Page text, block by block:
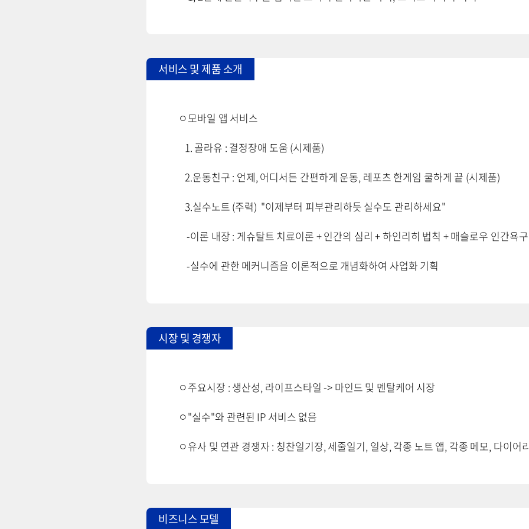
서비스 및 제품 소개
ㅇ모바일 앱 서비스
1. 골라유 : 결정장애 도움 (시제품)
2.운동친구 : 언제, 어디서든 간편하게 운동, 레포츠 한게임 쿨하게 끝 (시제품)
3.실수노트 (주력) "이제부터 피부관리하듯 실수도 관리하세요"
-이론 내장 : 게슈탈트 치료이론 + 인간의 심리 + 하인리히 법칙 + 매슬로우 인간욕
-실수에 관한 메커니즘을 이론적으로 개념화하여 사업화 기획
시장 및 경쟁자
ㅇ주요시장 : 생산성, 라이프스타일 -> 마인드 및 멘탈케어 시장
ㅇ"실수"와 관련된 IP 서비스 없음
ㅇ유사 및 연관 경쟁자 : 칭찬일기장, 세줄일기, 일상, 각종 노트 앱, 각종 메모, 다이어
비즈니스 모델